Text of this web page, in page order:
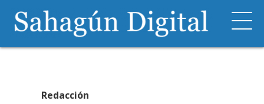
Redacción